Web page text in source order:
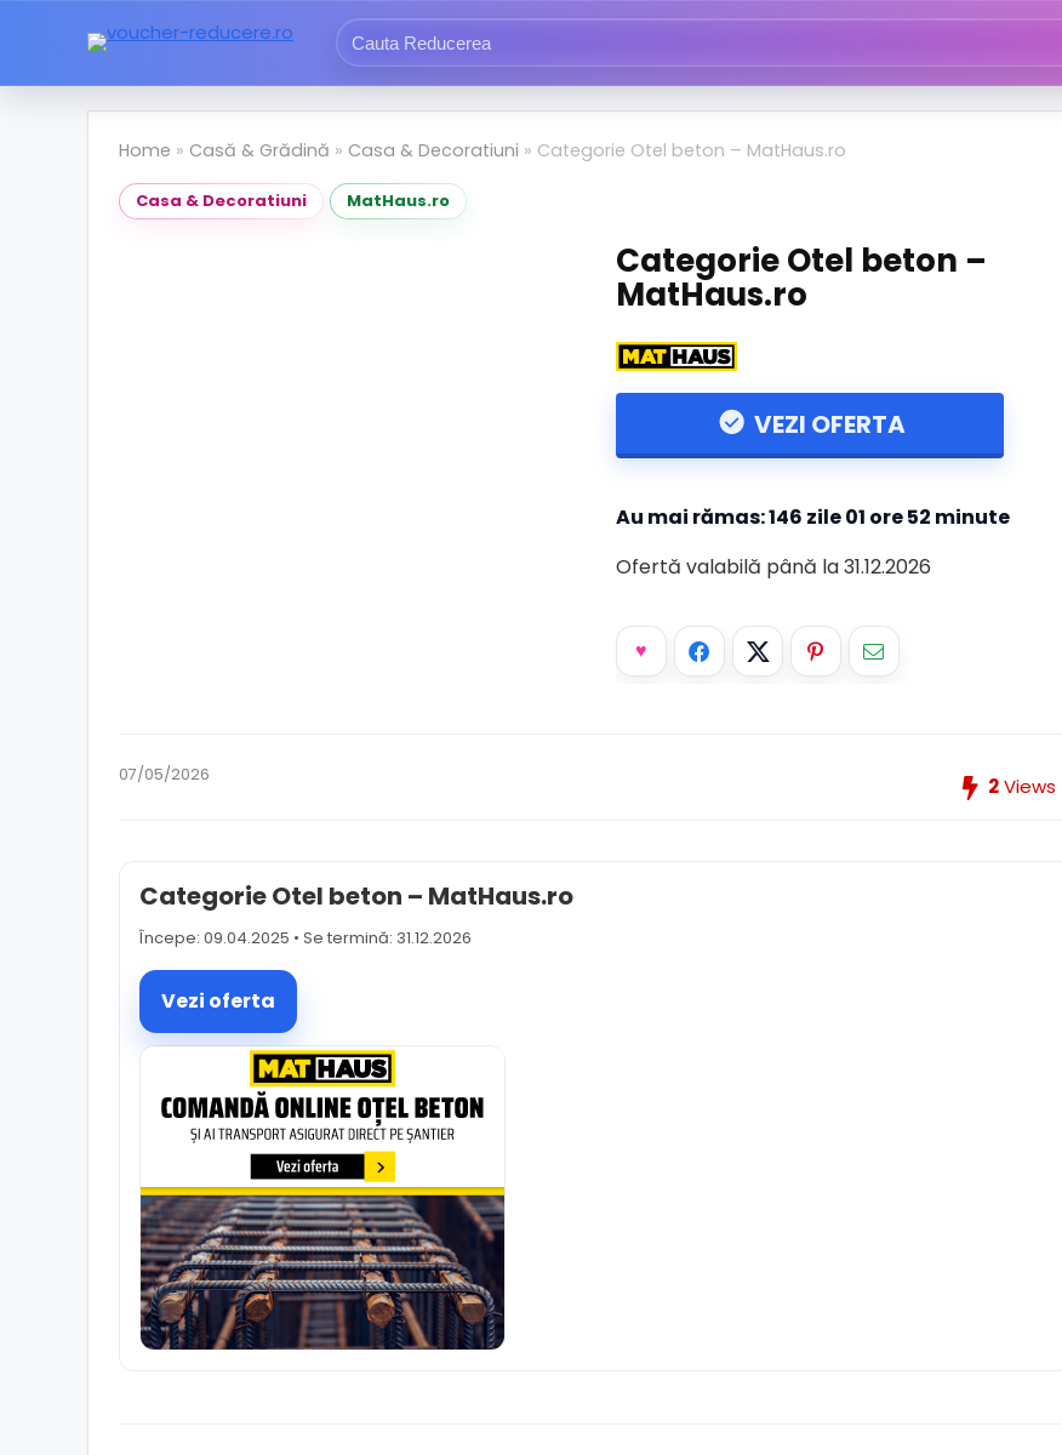
Home » Casă & Grădină » Casa & Decoratiuni » Categorie Otel beton – MatHaus.ro
Casa & Decoratiuni MatHaus.ro
Categorie Otel beton –
MatHaus.ro
VEZI OFERTA
Au mai rămas:146 zile01 ore52 minute
Ofertă valabilă până la 31.12.2026
07/05/2026 2Views
Categorie Otel beton – MatHaus.ro
Începe: 09.04.2025 • Se termină: 31.12.2026
Vezi oferta